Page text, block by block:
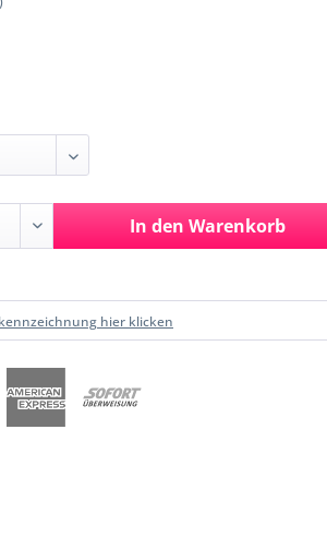
In den Warenkorb
hier klicken